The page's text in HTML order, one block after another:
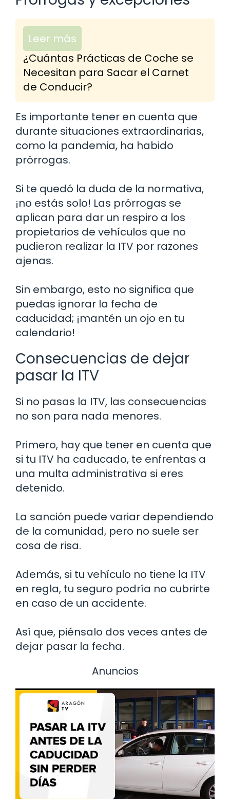
Leer más
¿Cuántas Prácticas de Coche se
Necesitan para Sacar el Carnet
de Conducir?
Es importante tener en cuenta que
durante situaciones extraordinarias,
como la pandemia, ha habido
prórrogas.
Si te quedó la duda de la normativa,
¡no estás solo! Las prórrogas se
aplican para dar un respiro a los
propietarios de vehículos que no
pudieron realizar la ITV por razones
ajenas.
Sin embargo, esto no significa que
puedas ignorar la fecha de
caducidad; ¡mantén un ojo en tu
calendario!
Consecuencias de dejar
pasar la ITV
Si no pasas la ITV, las consecuencias
no son para nada menores.
Primero, hay que tener en cuenta que
si tu ITV ha caducado, te enfrentas a
una multa administrativa si eres
detenido.
La sanción puede variar dependiendo
de la comunidad, pero no suele ser
cosa de risa.
Además, si tu vehículo no tiene la ITV
en regla, tu seguro podría no cubrirte
en caso de un accidente.
Así que, piénsalo dos veces antes de
dejar pasar la fecha.
Anuncios